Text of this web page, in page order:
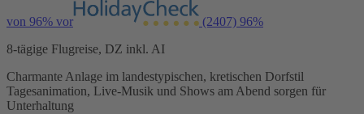
von 96% vor (2407) 96%
8-tägige Flugreise, DZ inkl. AI
Charmante Anlage im landestypischen, kretischen Dorfstil
Tagesanimation, Live-Musik und Shows am Abend sorgen für
Unterhaltung